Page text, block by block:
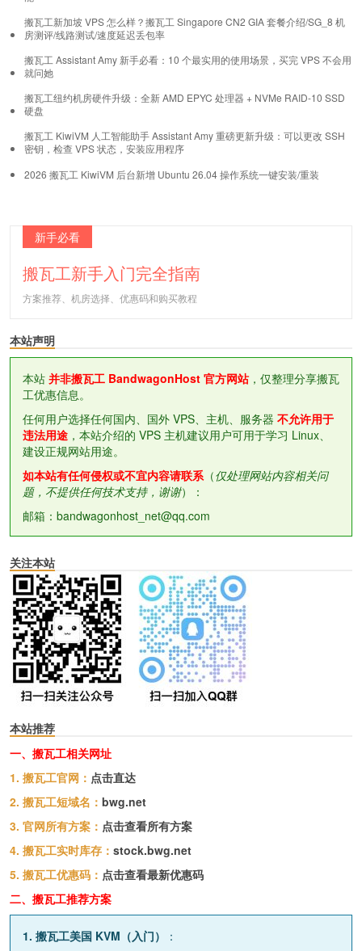
搬瓦工新加坡 VPS 怎么样？搬瓦工 Singapore CN2 GIA 套餐介绍/SG_8 机
房测评/线路测试/速度延迟丢包率
搬瓦工 Assistant Amy 新手必看：10 个最实用的使用场景，买完 VPS 不会用
就问她
搬瓦工纽约机房硬件升级：全新 AMD EPYC 处理器 + NVMe RAID-10 SSD
硬盘
搬瓦工 KiwiVM 人工智能助手 Assistant Amy 重磅更新升级：可以更改 SSH
密钥，检查 VPS 状态，安装应用程序
2026 搬瓦工 KiwiVM 后台新增 Ubuntu 26.04 操作系统一键安装/重装
新手必看
搬瓦工新手入门完全指南
方案推荐、机房选择、优惠码和购买教程
本站声明
本站 并非搬瓦工 BandwagonHost 官方网站，仅整理分享搬瓦
工优惠信息。
任何用户选择任何国内、国外 VPS、主机、服务器 不允许用于
违法用途 ，本站介绍的 VPS 主机建议用户可用于学习 Linux、
建设正规网站用途。
如本站有任何侵权或不宜内容请联系（仅处理网站内容相关问
题，不提供任何技术支持，谢谢）：
邮箱：bandwagonhost_net@qq.com
关注本站
本站推荐
一、搬瓦工相关网址
1. 搬瓦工官网： 点击直达
2. 搬瓦工短域名： bwg.net
3. 官网所有方案： 点击查看所有方案
4. 搬瓦工实时库存： stock.bwg.net
5. 搬瓦工优惠码： 点击查看最新优惠码
二、搬瓦工推荐方案
1. 搬瓦工美国 KVM（入门）
：